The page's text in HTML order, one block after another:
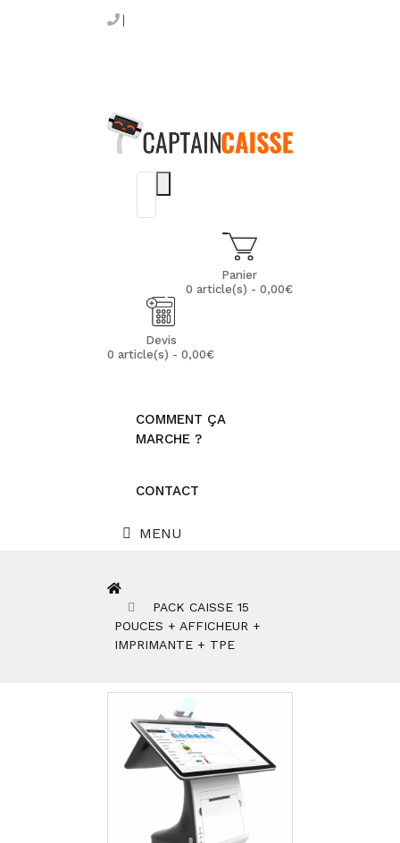
Panier
0 article(s) - 0,00€
Devis
0 article(s) - 0,00€
COMMENT ÇA
MARCHE ?
CONTACT
MENU
PACK CAISSE 15
POUCES + AFFICHEUR +
IMPRIMANTE + TPE